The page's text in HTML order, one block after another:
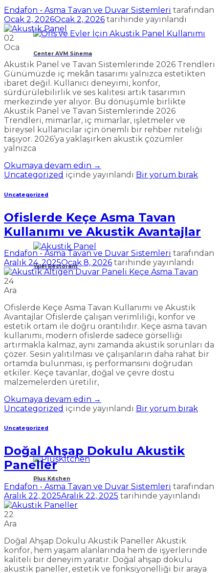
Center AVM Sinema
Yalel Restorant
Plus Kıtchen
Endafon - Asma Tavan ve Duvar Sistemleri tarafından
Ocak 2, 2026Ocak 2, 2026 tarihinde yayınlandı
02
Oca
Akustik Panel ve Tavan Sistemlerinde 2026 Trendleri
Günümüzde iç mekân tasarımı yalnızca estetikten
ibaret değil. Kullanıcı deneyimi, konfor,
sürdürülebilirlik ve ses kalitesi artık tasarımın
merkezinde yer alıyor. Bu dönüşümle birlikte
Akustik Panel ve Tavan Sistemlerinde 2026
Trendleri, mimarlar, iç mimarlar, işletmeler ve
bireysel kullanıcılar için önemli bir rehber niteliği
taşıyor. 2026’ya yaklaşırken akustik çözümler
yalnızca
Okumaya devam edin →
Uncategorized içinde yayınlandı Bir yorum bırak
Uncategorized
Ofislerde Keçe Asma Tavan
Kullanımı ve Akustik Avantajlar
Endafon - Asma Tavan ve Duvar Sistemleri tarafından
Aralık 24, 2025Ocak 8, 2026 tarihinde yayınlandı
24
Ara
Ofislerde Keçe Asma Tavan Kullanımı ve Akustik
Avantajlar Ofislerde çalışan verimliliği, konfor ve
estetik ortam ile doğru orantılıdır. Keçe asma tavan
kullanımı, modern ofislerde sadece görselliği
artırmakla kalmaz, aynı zamanda akustik sorunları da
çözer. Sesin yalıtılması ve çalışanların daha rahat bir
ortamda bulunması, iş performansını doğrudan
etkiler. Keçe tavanlar, doğal ve çevre dostu
malzemelerden üretilir,
Okumaya devam edin →
Uncategorized içinde yayınlandı Bir yorum bırak
Uncategorized
Doğal Ahşap Dokulu Akustik
Paneller
Endafon - Asma Tavan ve Duvar Sistemleri tarafından
Aralık 22, 2025Aralık 22, 2025 tarihinde yayınlandı
22
Ara
Doğal Ahşap Dokulu Akustik Paneller Akustik
konfor, hem yaşam alanlarında hem de işyerlerinde
kaliteli bir deneyim yaratır. Doğal ahşap dokulu
akustik paneller, estetik ve fonksiyonelliği bir araya